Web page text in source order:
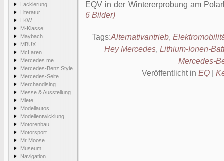
Lackierung
Literatur
LKW
M-Klasse
Maybach
MBUX
McLaren
Mercedes me
Mercedes-Benz Style
Mercedes-Seite
Merchandising
Messe & Ausstellung
Miete
Modellautos
Modellentwicklung
Motorenbau
Motorsport
Mr Moose
Museum
Navigation
EQV in der Wintererprobung am
6 Bilder)
Tags:Alternativantrieb,
Hey Mercedes, Lithium-Ionen-
Mercedes-
Veröffentlicht in EQ